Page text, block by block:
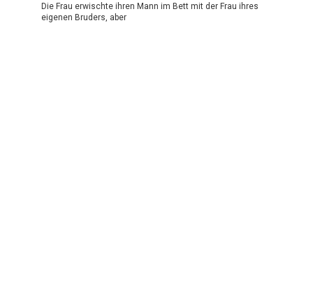
Die Frau erwischte ihren Mann im Bett mit der Frau ihres
eigenen Bruders, aber